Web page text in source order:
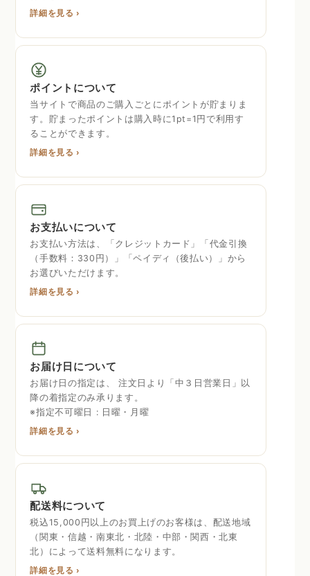
詳細を見る ›
ポイントについて
当サイトで商品のご購入ごとにポイントが貯まりま
す。貯まったポイントは購入時に1pt=1円で利用す
ることができます。
詳細を見る ›
お支払いについて
お支払い方法は、「クレジットカード」「代金引換
（手数料：330円）」「ペイディ（後払い）」から
お選びいただけます。
詳細を見る ›
お届け日について
お届け日の指定は、 注文日より「中３日営業日」以
降の着指定のみ承ります。
※指定不可曜日 : 日曜・月曜
詳細を見る ›
配送料について
税込15,000円以上のお買上げのお客様は、配送地域
（関東・信越・南東北・北陸・中部・関西・北東
北）によって送料無料になります。
詳細を見る ›